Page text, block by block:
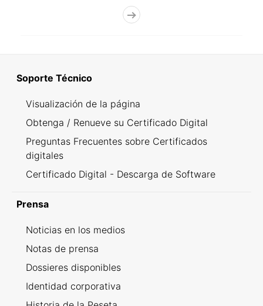
Soporte Técnico
Visualización de la página
Obtenga / Renueve su Certificado Digital
Preguntas Frecuentes sobre Certificados
digitales
Certificado Digital - Descarga de Software
Prensa
Noticias en los medios
Notas de prensa
Dossieres disponibles
Identidad corporativa